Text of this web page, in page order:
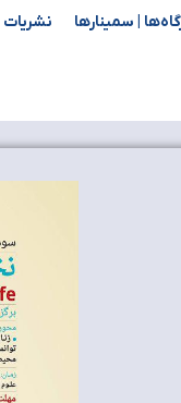
| سمینار‌ها نشریات